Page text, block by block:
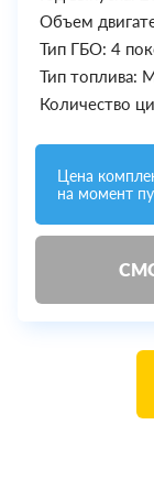
Объем
Тип ГБО: 4
Тип топлива:
Количество
Цена
на момент